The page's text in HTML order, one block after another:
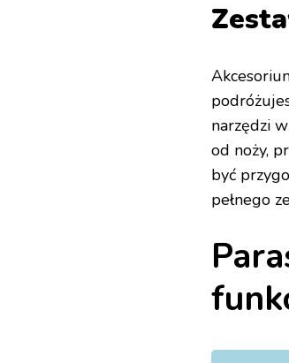
narzędzi
od noży,
być
pełnego